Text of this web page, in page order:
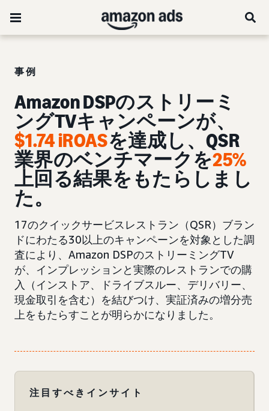
事例
Amazon DSPのストリーミ
ングTVキャンペーンが、
$1.74 iROASを達成し、QSR
業界のベンチマークを25%
上回る結果をもたらしまし
た。
17のクイックサービスレストラン（QSR）ブラン
ドにわたる30以上のキャンペーンを対象とした調
査により、Amazon DSPのストリーミングTV
が、インプレッションと実際のレストランでの購
入（インストア、ドライブスルー、デリバリー、
現金取引を含む）を結びつけ、実証済みの増分売
上をもたらすことが明らかになりました。
注目すべきインサイト